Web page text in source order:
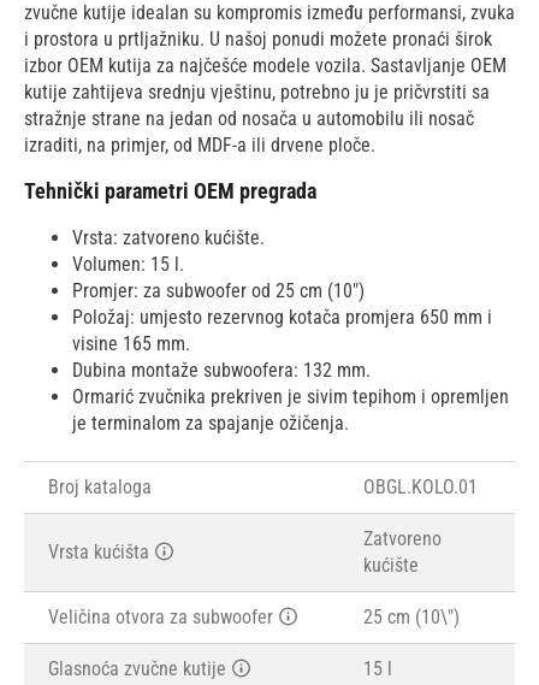
zvučne kutije idealan su kompromis između performansi, zvuka
i prostora u prtljažniku. U našoj ponudi možete pronaći širok
izbor OEM kutija za najčešće modele vozila. Sastavljanje OEM
kutije zahtijeva srednju vještinu, potrebno ju je pričvrstiti sa
stražnje strane na jedan od nosača u automobilu ili nosač
izraditi, na primjer, od MDF-a ili drvene ploče.
Tehnički parametri OEM pregrada
Vrsta: zatvoreno kućište.
Volumen: 15 l.
Promjer: za subwoofer od 25 cm (10")
Položaj: umjesto rezervnog kotača promjera 650 mm i
visine 165 mm.
Dubina montaže subwoofera: 132 mm.
Ormarić zvučnika prekriven je sivim tepihom i opremljen
je terminalom za spajanje ožičenja.
Broj kataloga OBGL.KOLO.01
Vrsta kućišta
Zatvoreno
kućište
Veličina otvora za subwoofer 25 cm (10\")
Glasnoća zvučne kutije 15 l